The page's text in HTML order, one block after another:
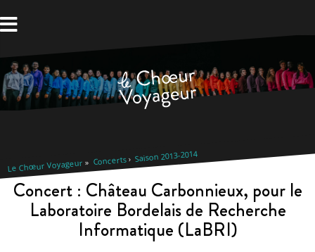
au
Le Chœur Voyageur Concerts Saison 2013-2014
Concert : Château Carbonnieux, pour le
Laboratoire Bordelais de Recherche
Informatique (LaBRI)